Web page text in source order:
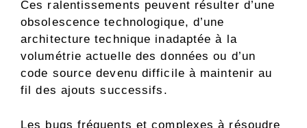
Ces ralentissements peuvent résulter d’une
obsolescence technologique, d’une
architecture technique inadaptée à la
volumétrie actuelle des données ou d’un
code source devenu difficile à maintenir au
fil des ajouts successifs.
Les bugs fréquents et complexes à résoudre